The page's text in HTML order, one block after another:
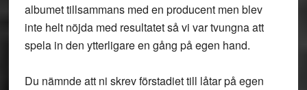
albumet tillsammans med en producent men blev
inte helt nöjda med resultatet så vi var tvungna att
spela in den ytterligare en gång på egen hand.
Du nämnde att ni skrev förstadiet till låtar på egen